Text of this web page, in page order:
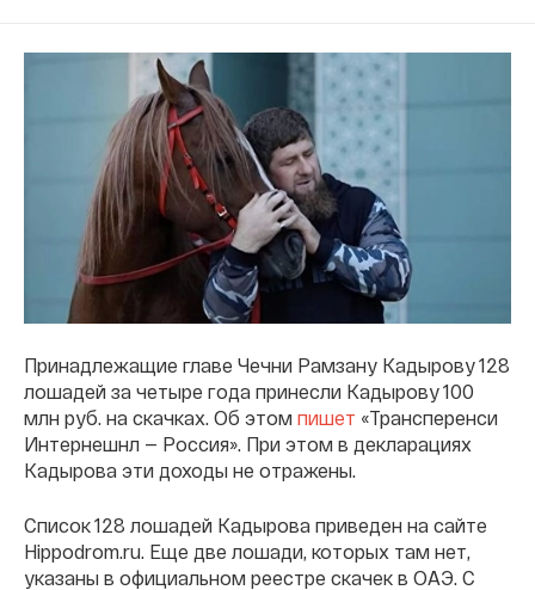
Принадлежащие главе Чечни Рамзану Кадырову 128
лошадей за четыре года принесли Кадырову 100
млн руб. на скачках. Об этом пишет «Трансперенси
Интернешнл — Россия». При этом в декларациях
Кадырова эти доходы не отражены.
Список 128 лошадей Кадырова приведен на сайте
Hippodrom.ru. Еще две лошади, которых там нет,
указаны в официальном реестре скачек в ОАЭ. С